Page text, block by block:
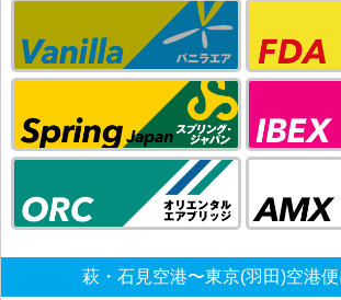
萩・石見空港〜東京(羽田)空港